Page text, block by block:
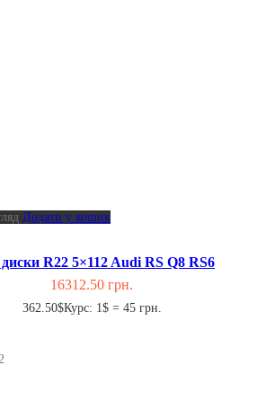
Додати у кошик
R22 5×112 Audi RS Q8 RS6
16312.50 грн.
362.50$Курс: 1$ = 45 грн.